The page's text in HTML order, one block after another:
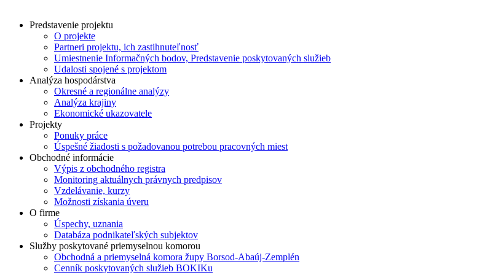
Predstavenie projektu
O projekte
Partneri projektu, ich zastihnuteľnosť
Umiestnenie Informačných bodov, Predstavenie poskytovaných služieb
Udalosti spojené s projektom
Analýza hospodárstva
Okresné a regionálne analýzy
Analýza krajiny
Ekonomické ukazovatele
Projekty
Ponuky práce
Úspešné žiadosti s požadovanou potrebou pracovných miest
Obchodné informácie
Výpis z obchodného registra
Monitoring aktuálnych právnych predpisov
Vzdelávanie, kurzy
Možnosti získania úveru
O firme
Úspechy, uznania
Databáza podnikateľských subjektov
Služby poskytované priemyselnou komorou
Obchodná a priemyselná komora župy Borsod-Abaúj-Zemplén
Cenník poskytovaných služieb BOKIKu